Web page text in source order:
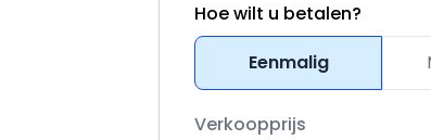
Hoe wilt u betalen?
Eenmalig
Verkoopprijs